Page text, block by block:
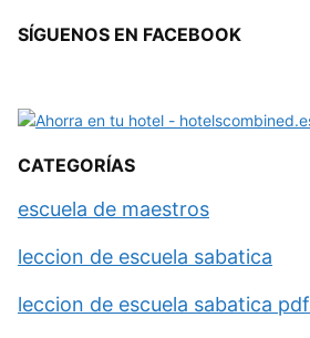
SÍGUENOS EN FACEBOOK
CATEGORÍAS
escuela de maestros
leccion de escuela sabatica
leccion de escuela sabatica pdf